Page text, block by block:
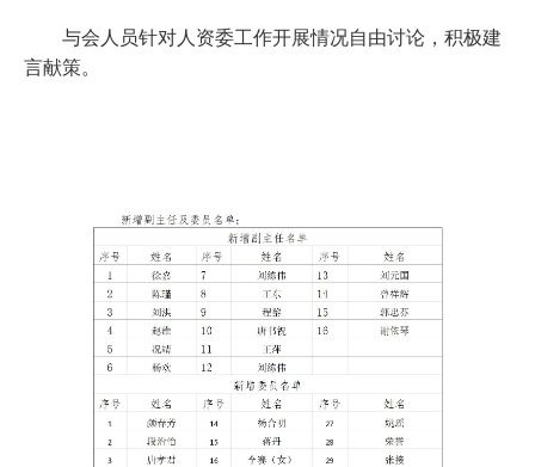
与会人员针对人资委工作开展情况自由讨论，积极建
言献策。